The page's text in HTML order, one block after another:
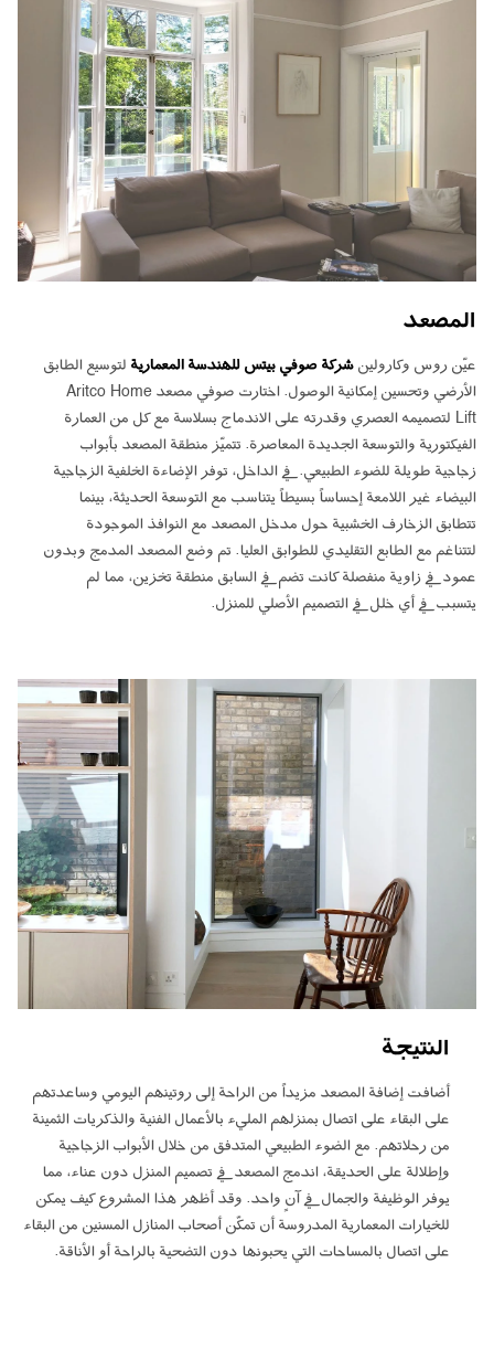
المصعد
عيّن روس وكارولين شركة صوفي بيتس للهندسة المعمارية لتوسيع الطابق
الأرضي وتحسين إمكانية الوصول. اختارت صوفي مصعد Aritco Home
Lift لتصميمه العصري وقدرته على الاندماج بسلاسة مع كل من العمارة
الفيكتورية والتوسعة الجديدة المعاصرة. تتميّز منطقة المصعد بأبواب
زجاجية طويلة للضوء الطبيعي. في الداخل، توفر الإضاءة الخلفية الزجاجية
البيضاء غير اللامعة إحساساً بسيطاً يتناسب مع التوسعة الحديثة، بينما
تتطابق الزخارف الخشبية حول مدخل المصعد مع النوافذ الموجودة
لتتناغم مع الطابع التقليدي للطوابق العليا. تم وضع المصعد المدمج وبدون
عمود في زاوية منفصلة كانت تضم في السابق منطقة تخزين، مما لم
يتسبب في أي خلل في التصميم الأصلي للمنزل.
النتيجة
أضافت إضافة المصعد مزيداً من الراحة إلى روتينهم اليومي وساعدتهم
على البقاء على اتصال بمنزلهم المليء بالأعمال الفنية والذكريات الثمينة
من رحلاتهم. مع الضوء الطبيعي المتدفق من خلال الأبواب الزجاجية
وإطلالة على الحديقة، اندمج المصعد في تصميم المنزل دون عناء، مما
يوفر الوظيفة والجمال في آنٍ واحد. وقد أظهر هذا المشروع كيف يمكن
للخيارات المعمارية المدروسة أن تمكّن أصحاب المنازل المسنين من البقاء
على اتصال بالمساحات التي يحبونها دون التضحية بالراحة أو الأناقة.